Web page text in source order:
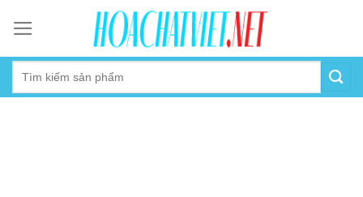
content